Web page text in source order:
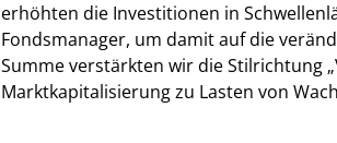
erhöhten die Investitionen in
Fondsmanager, um damit auf die
Summe verstärkten wir die Stilrichtung
Marktkapitalisierung zu Lasten von